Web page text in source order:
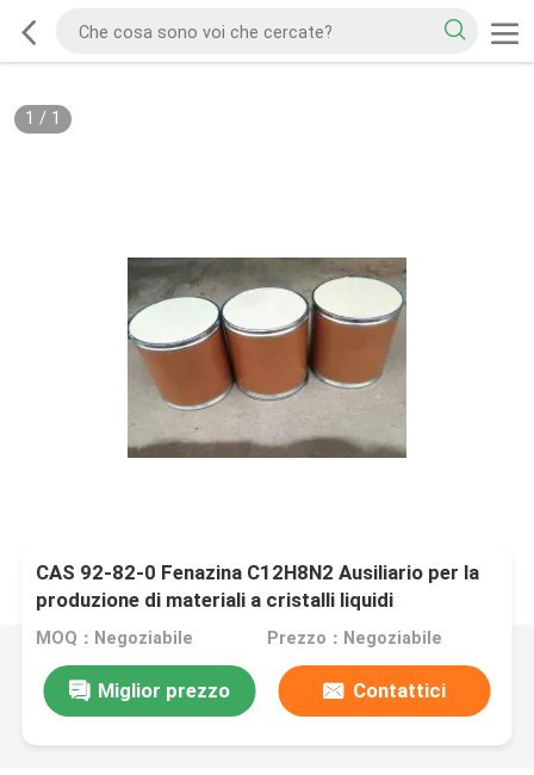
1 / 1
CAS 92-82-0 Fenazina C12H8N2 Ausiliario per la
produzione di materiali a cristalli liquidi
MOQ：Negoziabile Prezzo：Negoziabile
Miglior prezzo Contattici